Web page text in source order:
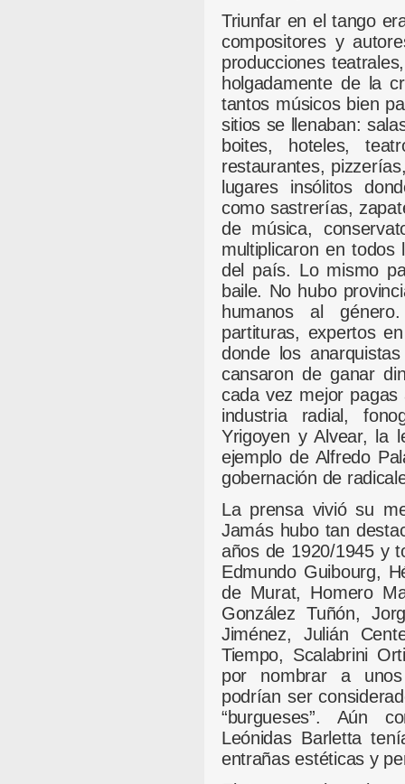
Triunfar en el tango
compositores y
producciones
holgadamente de la
tantos músicos bien
sitios se llenaban:
boites, hoteles,
restaurantes,
lugares insólitos
como sastrerías,
de música,
multiplicaron en
del país. Lo mismo
baile. No hubo
humanos al
partituras, expertos
donde los
cansaron de ganar
cada vez mejor
industria radial,
Yrigoyen y Alvear, la
ejemplo de Alfredo
gobernación de
La prensa vivió su
Jamás hubo tan
años de 1920/1945 y
Edmundo Guibourg,
de Murat, Homero
González Tuñón,
Jiménez, Julián
Tiempo, Scalabrini
por nombrar a
podrían ser
“burgueses”. Aún
Leónidas Barletta
entrañas estéticas y